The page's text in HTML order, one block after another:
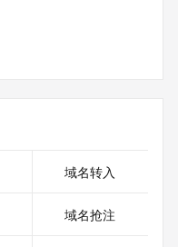
域名转入
域名抢注